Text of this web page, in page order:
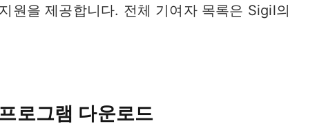
원을 제공합니다. 전체 기여자 목록은 Sigil의
로그램 다운로드